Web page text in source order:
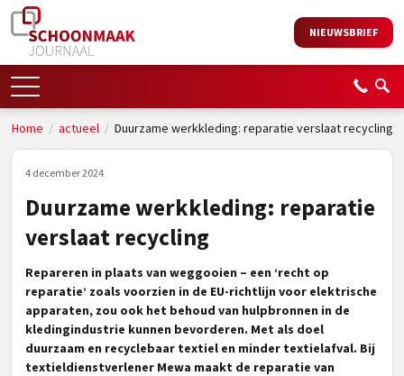
NIEUWSBRIEF
Home / actueel/ Duurzame werkkleding: reparatie verslaat recycling
4 december 2024
Duurzame werkkleding: reparatie
verslaat recycling
Repareren in plaats van weggooien – een ‘recht op
reparatie’ zoals voorzien in de EU-richtlijn voor elektrische
apparaten, zou ook het behoud van hulpbronnen in de
kledingindustrie kunnen bevorderen. Met als doel
duurzaam en recyclebaar textiel en minder textielafval. Bij
textieldienstverlener Mewa maakt de reparatie van